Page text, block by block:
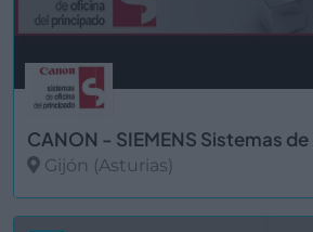
Gijón (Asturias)